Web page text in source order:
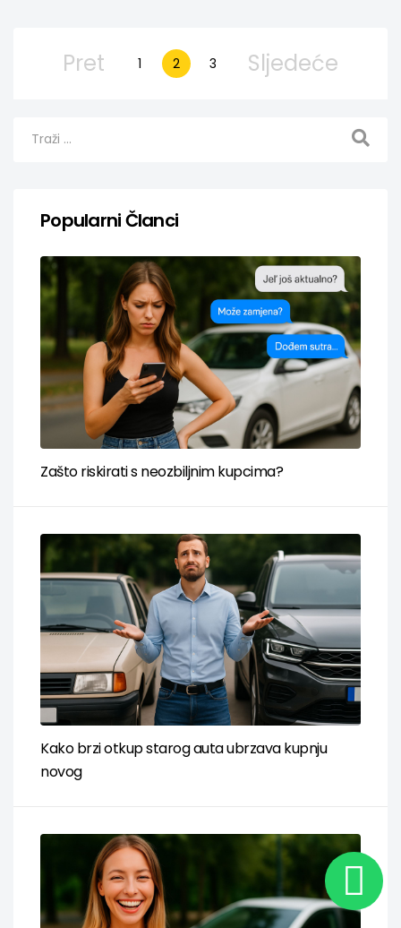
Pret 1 2 3 Sljedeće
Popularni Članci
Zašto riskirati s neozbiljnim kupcima?
Kako brzi otkup starog auta ubrzava kupnju
novog